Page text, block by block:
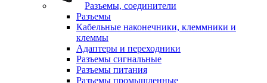
Разъемы, соединители
Разъемы
Кабельные наконечники, клеммники и
клеммы
Адаптеры и переходники
Разъемы сигнальные
Разъемы питания
Разъемы промышленные